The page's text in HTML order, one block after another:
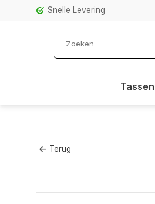
Snelle Levering
Tassen
Terug